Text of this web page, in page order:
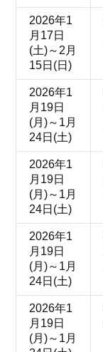
2026年1
月17日
(土)～2月
15日(日)
2026年1
月19日
(月)～1月
24日(土)
2026年1
月19日
(月)～1月
24日(土)
2026年1
月19日
(月)～1月
24日(土)
2026年1
月19日
(月)～1月